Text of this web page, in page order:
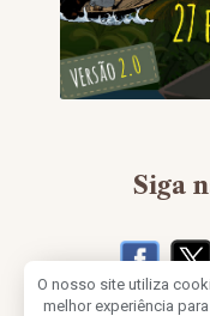
O nosso site utiliza
melhor experiência
Siga